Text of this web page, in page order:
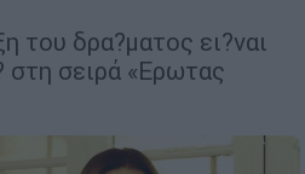
του δρα?ματος ει?ναι
στη σειρά «Ερωτας